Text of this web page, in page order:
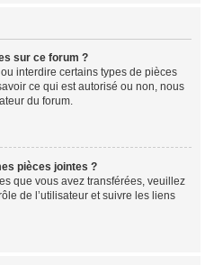
sur ce forum ?
interdire certains types de pièces
ce qui est autorisé ou non, nous
du forum.
pièces jointes ?
que vous avez transférées, veuillez
de l’utilisateur et suivre les liens